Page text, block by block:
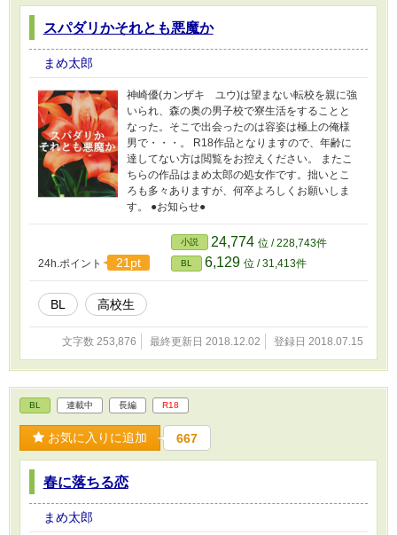
この話は前編・後編に分かれていますが、前編
が終わりましたら、一旦充電期間として休載い
たしますので、ご容赦ください。
スパダリかそれとも悪魔か
まめ太郎
神崎優(カンザキ ユウ)は望まない転校を親に強
いられ、森の奥の男子校で寮生活をすることと
なった。そこで出会ったのは容姿は極上の俺様
男で・・・。 R18作品となりますので、年齢に
達してない方は閲覧をお控えください。 またこ
ちらの作品はまめ太郎の処女作です。拙いとこ
ろも多々ありますが、何卒よろしくお願いしま
す。 ●お知らせ●
24h.ポイント 21pt
小説 24,774 位 / 228,743件
BL 6,129 位 / 31,413件
BL 高校生
文字数 253,876 最終更新日 2018.12.02 登録日 2018.07.15
BL 連載中 長編 R18
お気に入りに追加 667
春に落ちる恋
まめ太郎